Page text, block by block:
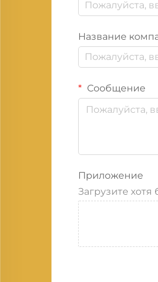
Название
Сообщение
Приложение
Загрузите